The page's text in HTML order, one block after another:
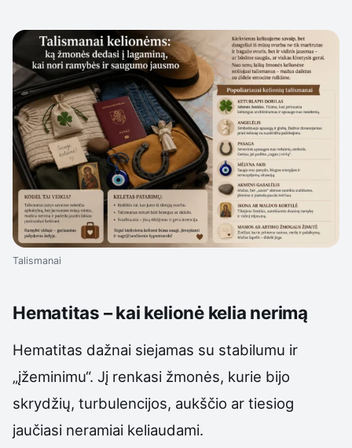
Talismanai
Hematitas – kai kelionė kelia nerimą
Hematitas dažnai siejamas su stabilumu ir
„įžeminimu“. Jį renkasi žmonės, kurie bijo
skrydžių, turbulencijos, aukščio ar tiesiog
jaučiasi neramiai keliaudami.